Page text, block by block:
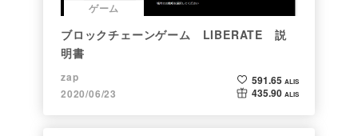
ゲーム
ブロックチェーンゲーム LIBERATE 説
明書
zap
2020/06/23
591.65 ALIS
435.90 ALIS